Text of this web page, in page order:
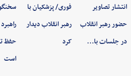
انتشار تصاویر
حضور رهبر انقلاب
در جلسات با…
فوری/ پزشکیان با
رهبر انقلاب دیدار
کرد
حفظ
است